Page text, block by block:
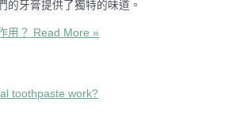
的牙膏提供了獨特的味道。
用？ Read More »